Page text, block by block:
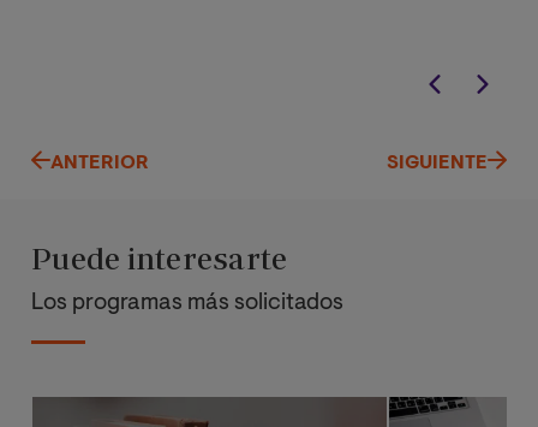
ANTERIOR SIGUIENTE
Puede interesarte
Los programas más solicitados